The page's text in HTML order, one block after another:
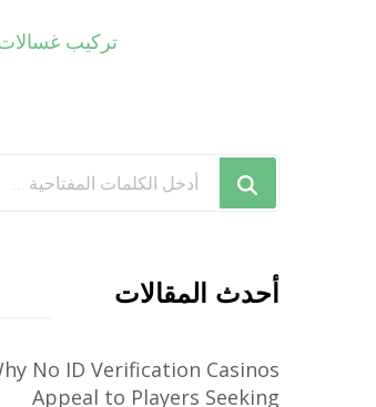
تركيب
تبحث
شيء
ما؟
أحدث المقالات
No ID Verification Casinos
Appeal to Players Seeking